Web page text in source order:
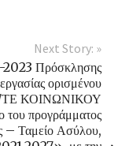
Next Story: »
2023 Πρόσκλησης
ορισμένου
ΤΕ ΚΟΙΝΩΝΙΚΟΥ
προγράμματος
– Ταμείο Ασύλου,